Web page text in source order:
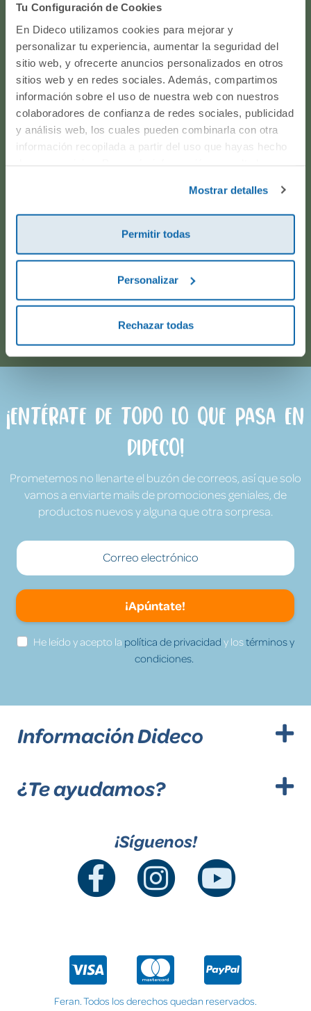
Tu Configuración de Cookies
En Dideco utilizamos cookies para mejorar y
personalizar tu experiencia, aumentar la seguridad del
sitio web, y ofrecerte anuncios personalizados en otros
sitios web y en redes sociales. Además, compartimos
información sobre el uso de nuestra web con nuestros
colaboradores de confianza de redes sociales, publicidad
y análisis web, los cuales pueden combinarla con otra
información recopilada a partir del uso que hayas hecho
Mostrar detalles
Permitir todas
Personalizar
Rechazar todas
¿Te ayudamos?
¿Necesitas que te ayudemos a acceder a tu cuenta? ¿Te
gustaría proponernos alguna idea o algún nuevo
producto? ¿Has realizado un pedido y quieres saber si
todo va viento en popa? Ponte en contacto con
nosotros.
WhatsApp
916597360
Correo electrónico
¡Entérate de todo lo que pasa en
Dideco!
Prometemos no llenarte el buzón de correos, así que solo
vamos a enviarte mails de promociones geniales, de
productos nuevos y alguna que otra sorpresa.
¡Apúntate!
He leído y acepto la política de privacidad y lostérminos y
condiciones.
Información Dideco
¿Te ayudamos?
¡Síguenos!
Feran. Todos los derechos quedan reservados.